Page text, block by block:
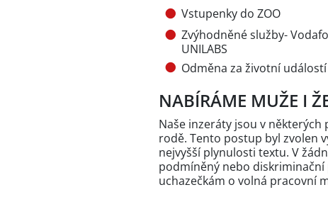
Vstupenky do ZOO
Zvýhodněné služby-
UNILABS
Odměna za životní událostí
NABÍRÁME MUŽE I
Naše inzeráty jsou v
rodě. Tento postup byl zvolen
nejvyšší plynulosti textu. V
podmíněný nebo
uchazečkám o volná pracovní